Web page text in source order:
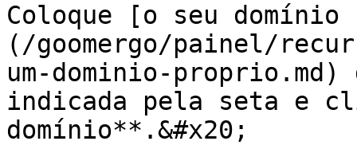
Coloque [o seu
(/goomergo/painel/
um-dominio-
indicada pela seta e
domínio**.&#x20;